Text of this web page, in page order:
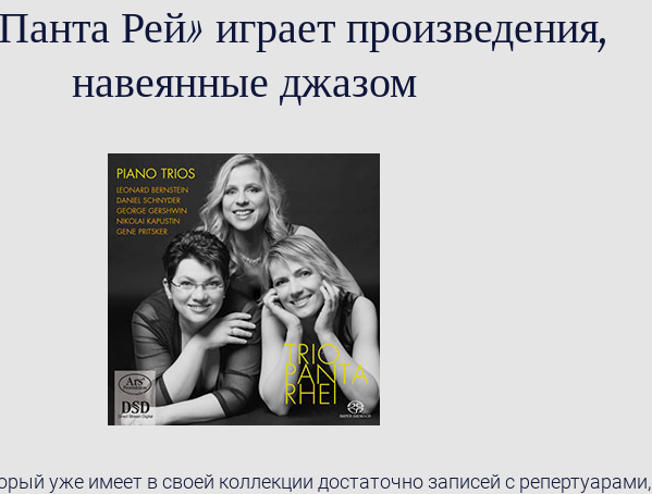
Рей» играет произведения,
навеянные джазом
уже имеет в своей коллекции достаточно записей с репертуарами,